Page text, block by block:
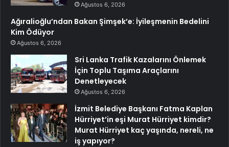
Ağustos 6, 2026
Ağıralioğlu’ndan Bakan Şimşek’e: İyileşmenin Bedelini
Kim Ödüyor
Ağustos 6, 2026
Sri Lanka Trafik Kazalarını Önlemek
İçin Toplu Taşıma Araçlarını
Denetleyecek
Ağustos 6, 2026
İzmit Belediye Başkanı Fatma Kaplan
Hürriyet’in eşi Murat Hürriyet kimdir?
Murat Hürriyet kaç yaşında, nereli, ne
iş yapıyor?